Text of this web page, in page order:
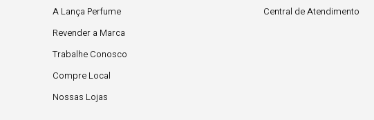
A Lança Perfume
Revender a Marca
Trabalhe Conosco
Compre Local
Nossas Lojas
Central de Atendimento